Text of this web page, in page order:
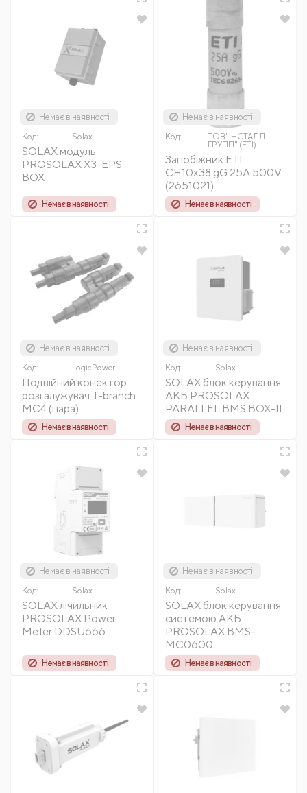
Немає в наявності
Код: --- Solax
SOLAX модуль
PROSOLAX X3-EPS
BOX
Немає в наявності
Немає в наявності
Код:
---
ТОВ"ІНСТАЛЛ
ГРУПП" (ETI)
Запобіжник ETI
CH10x38 gG 25A 500V
(2651021)
Немає в наявності
Немає в наявності
Код: --- LogicPower
Подвійний конектор
розгалужувач T-branch
MC4 (пара)
Немає в наявності
Немає в наявності
Код: --- Solax
SOLAX блок керування
АКБ PROSOLAX
PARALLEL BMS BOX-II
Немає в наявності
Немає в наявності
Код: --- Solax
SOLAX лічильник
PROSOLAX Power
Meter DDSU666
Немає в наявності
Немає в наявності
Код: --- Solax
SOLAX блок керування
системою АКБ
PROSOLAX BMS-
MC0600
Немає в наявності